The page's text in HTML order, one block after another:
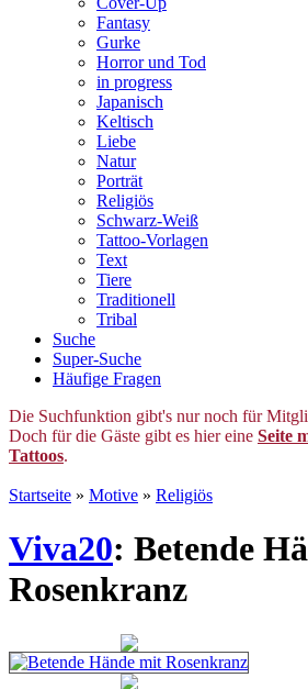
Fantasy
Gurke
Horror und Tod
in progress
Japanisch
Keltisch
Liebe
Natur
Porträt
Religiös
Schwarz-Weiß
Tattoo-Vorlagen
Text
Tiere
Traditionell
Tribal
Suche
Super-Suche
Häufige Fragen
Die Suchfunktion gibt's nur noch für
Doch für die Gäste gibt es hier eine Seite
Tattoos.
Startseite » Motive » Religiös
Viva20: Betende
Rosenkranz